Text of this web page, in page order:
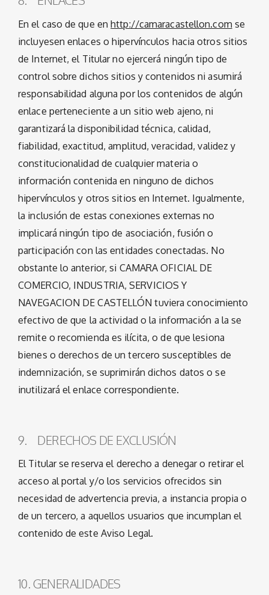
En el caso de que enhttp://camaracastellon.com se
incluyesen enlaces o hipervínculos hacia otros sitios
de Internet, el Titular no ejercerá ningún tipo de
control sobre dichos sitios y contenidos ni asumirá
responsabilidad alguna por los contenidos de algún
enlace perteneciente a un sitio web ajeno, ni
garantizará la disponibilidad técnica, calidad,
fiabilidad, exactitud, amplitud, veracidad, validez y
constitucionalidad de cualquier materia o
información contenida en ninguno de dichos
hipervínculos y otros sitios en Internet. Igualmente,
la inclusión de estas conexiones externas no
implicará ningún tipo de asociación, fusión o
participación con las entidades conectadas. No
obstante lo anterior, si CAMARA OFICIAL DE
COMERCIO, INDUSTRIA, SERVICIOS Y
NAVEGACION DE CASTELLÓN tuviera conocimiento
efectivo de que la actividad o la información a la se
remite o recomienda es ilícita, o de que lesiona
bienes o derechos de un tercero susceptibles de
indemnización, se suprimirán dichos datos o se
inutilizará el enlace correspondiente.
9. DERECHOS DE EXCLUSIÓN
El Titular se reserva el derecho a denegar o retirar el
acceso al portal y/o los servicios ofrecidos sin
necesidad de advertencia previa, a instancia propia o
de un tercero, a aquellos usuarios que incumplan el
contenido de este Aviso Legal.
10. GENERALIDADES